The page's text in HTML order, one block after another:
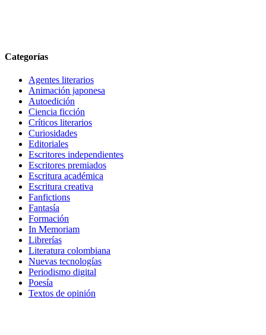
Categorías
Agentes literarios
Animación japonesa
Autoedición
Ciencia ficción
Críticos literarios
Curiosidades
Editoriales
Escritores independientes
Escritores premiados
Escritura académica
Escritura creativa
Fanfictions
Fantasía
Formación
In Memoriam
Librerías
Literatura colombiana
Nuevas tecnologías
Periodismo digital
Poesía
Textos de opinión